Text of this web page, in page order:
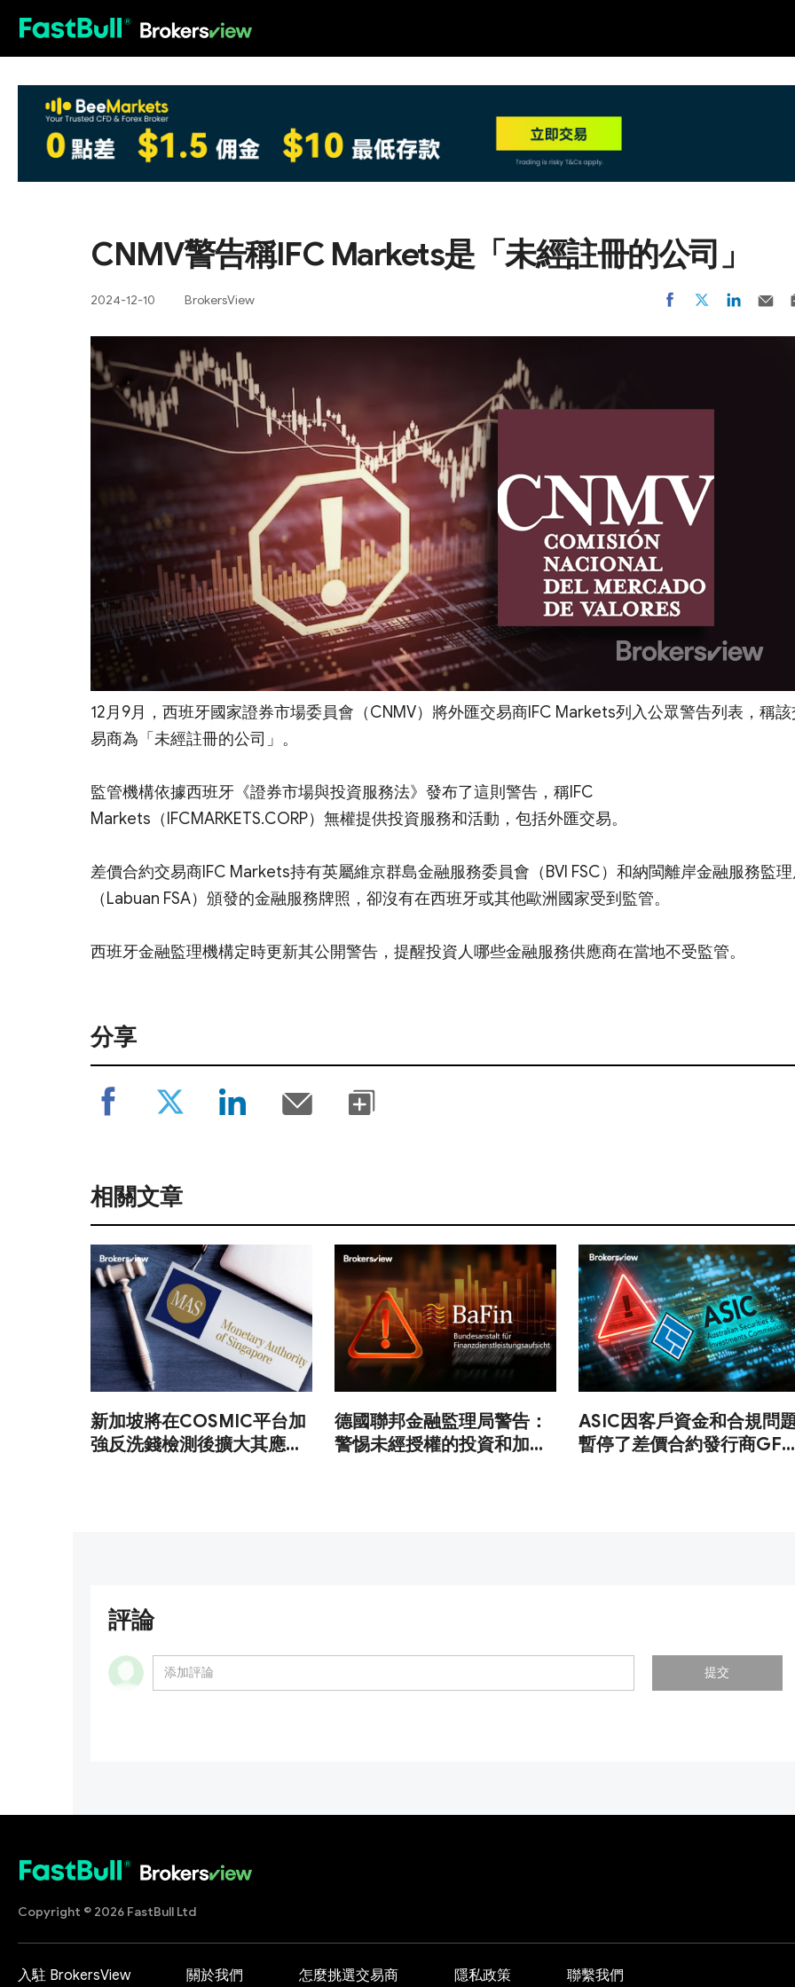
CNMV警告稱IFC Markets是「未經註冊的公司」
2024-12-10 BrokersView
12月9月，西班牙國家證券市場委員會（CNMV）將外匯交易商IFC Markets列入公眾警告列表，稱該
易商為「未經註冊的公司」。
監管機構依據西班牙《證券市場與投資服務法》發布了這則警告，稱IFC
Markets（IFCMARKETS.CORP）無權提供投資服務和活動，包括外匯交易。
差價合約交易商IFC Markets持有英屬維京群島金融服務委員會（BVI FSC）和納閩離岸金融服務監
（Labuan FSA）頒發的金融服務牌照，卻沒有在西班牙或其他歐洲國家受到監管。
西班牙金融監理機構定時更新其公開警告，提醒投資人哪些金融服務供應商在當地不受監管。
分享
相關文章
新加坡將在COSMIC平台加
強反洗錢檢測後擴大其應用
德國聯邦金融監理局警告：
警惕未經授權的投資和加密
ASIC因客戶資金和合規問
暫停了差價合約發行商GFA
評論
提交
Copyright © 2026 FastBull Ltd
入駐 BrokersView 關於我們 怎麼挑選交易商 隱私政策 聯繫我們